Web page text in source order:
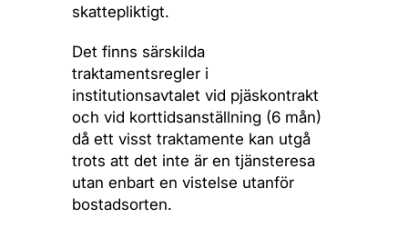
skattepliktigt.
Det finns särskilda
traktamentsregler i
institutionsavtalet vid pjäskontrakt
och vid korttidsanställning (6 mån)
då ett visst traktamente kan utgå
trots att det inte är en tjänsteresa
utan enbart en vistelse utanför
bostadsorten.